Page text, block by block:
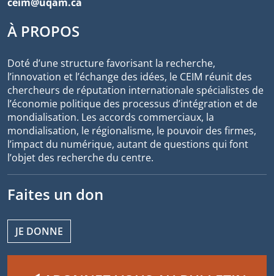
À PROPOS
Doté d’une structure favorisant la recherche,
l’innovation et l’échange des idées, le CEIM réunit des
chercheurs de réputation internationale spécialistes de
l’économie politique des processus d’intégration et de
mondialisation. Les accords commerciaux, la
mondialisation, le régionalisme, le pouvoir des firmes,
l’impact du numérique, autant de questions qui font
l’objet des recherche du centre.
Faites un don
JE DONNE